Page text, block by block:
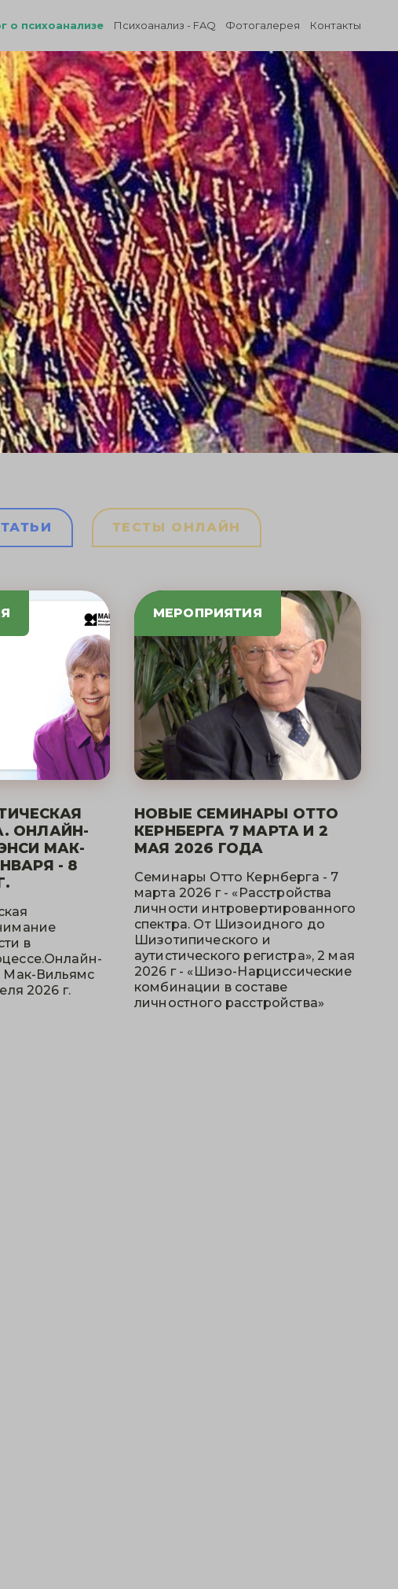
о психоанализе Психоанализ - FAQ Фотогалерея Контакты
ТЕСТЫ ОНЛАЙН
ОНЛАЙН-
МАК-
- 8
в
Мак-Вильямс
2026 г.
МЕРОПРИЯТИЯ
НОВЫЕ СЕМИНАРЫ ОТТО
КЕРНБЕРГА 7 МАРТА И 2
МАЯ 2026 ГОДА
Семинары Отто Кернберга - 7
марта 2026 г - «Расстройства
личности интровертированного
спектра. От Шизоидного до
Шизотипического и
аутистического регистра», 2 мая
2026 г - «Шизо-Нарциссические
комбинации в составе
личностного расстройства»